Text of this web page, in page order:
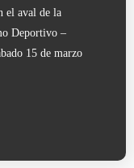
el aval de la
Deportivo –
15 de marzo